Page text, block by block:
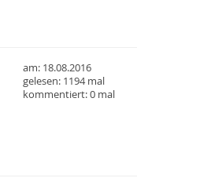
am: 18.08.2016
gelesen: 1194 mal
kommentiert: 0 mal